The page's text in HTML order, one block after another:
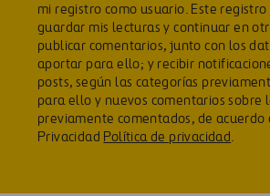
mi registro como usuario. Este
guardar mis lecturas y continuar en
publicar comentarios, junto con los
aportar para ello; y recibir
posts, según las categorías
para ello y nuevos comentarios sobre
previamente comentados, de acuerdo
Privacidad Política de privacidad.